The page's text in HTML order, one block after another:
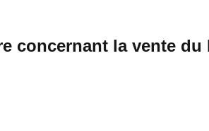
concernant la vente du